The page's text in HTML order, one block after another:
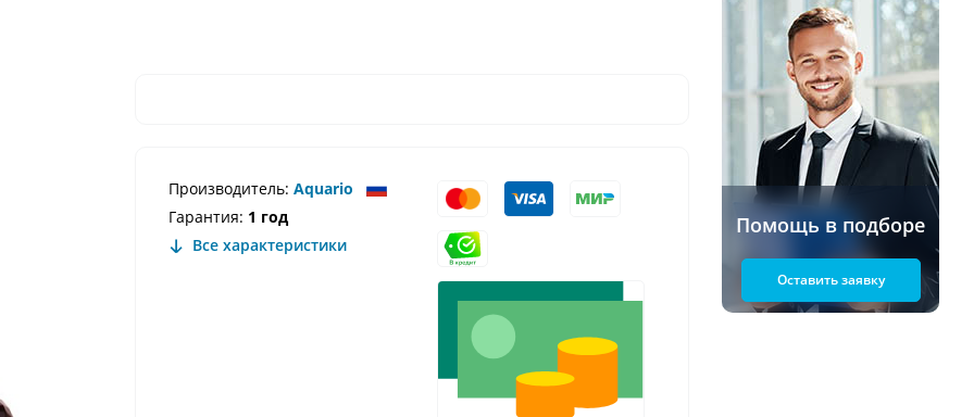
Производитель: Aquario
Гарантия: 1 год
Все характеристики
Помощь в подборе
Оставить заявку